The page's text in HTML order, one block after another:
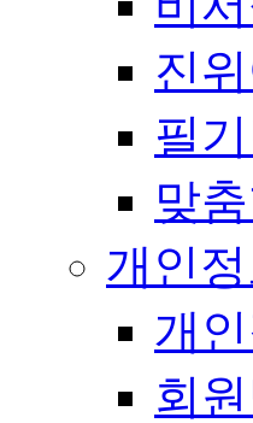
진
필
맞
개인
개
회